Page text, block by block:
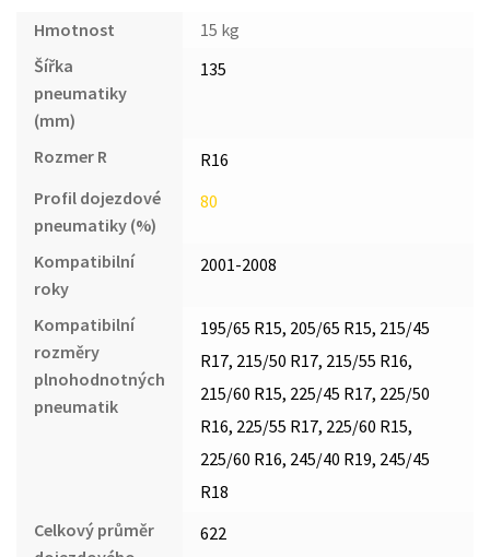
Hmotnost
15 kg
Šířka
pneumatiky
(mm)
135
Rozmer R
R16
Profil dojezdové
pneumatiky (%)
80
Kompatibilní
roky
2001-2008
Kompatibilní
rozměry
plnohodnotných
pneumatik
195/65 R15, 205/65 R15, 215/45
R17, 215/50 R17, 215/55 R16,
215/60 R15, 225/45 R17, 225/50
R16, 225/55 R17, 225/60 R15,
225/60 R16, 245/40 R19, 245/45
R18
Celkový průměr
622